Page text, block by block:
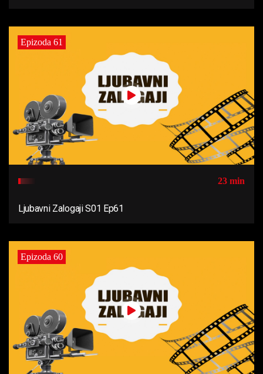
Epizoda 61
23 min
Ljubavni Zalogaji S01 Ep61
Epizoda 60